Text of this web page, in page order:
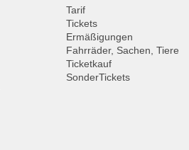
Tarif
Tickets
Ermäßigungen
Fahrräder, Sachen, Tiere
Ticketkauf
SonderTickets